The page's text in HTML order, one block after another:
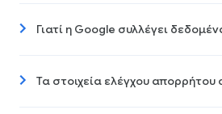
Γιατί η Google συλλέγει
Τα στοιχεία ελέγχου απορρήτου